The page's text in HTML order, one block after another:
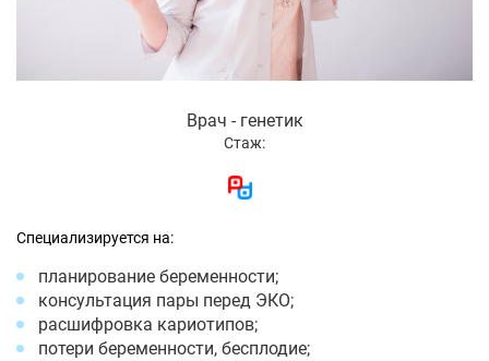
Врач - генетик
Стаж:
Специализируется на:
планирование беременности;
консультация пары перед ЭКО;
расшифровка кариотипов;
потери беременности, бесплодие;